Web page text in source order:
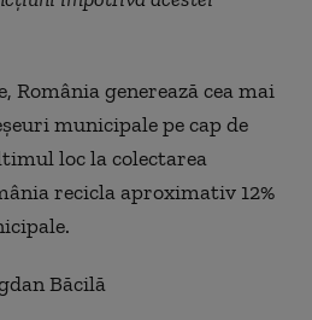
România generează cea mai
municipale pe cap de
loc la colectarea
recicla aproximativ 12%
Băcilă